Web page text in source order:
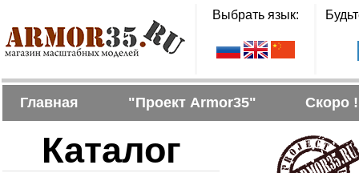
Выбрать язык:
Главная "Проект Armor35" Скоро !
Каталог